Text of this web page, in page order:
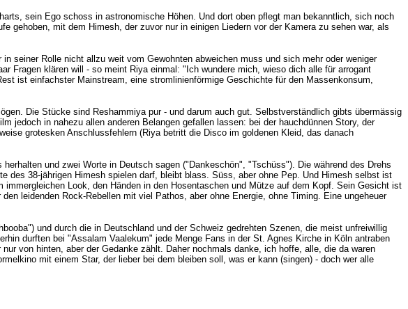
sein Ego schoss in astronomische Höhen. Und dort oben pflegt man bekanntlich, sich noch
gehoben, mit dem Himesh, der zuvor nur in einigen Liedern vor der Kamera zu sehen war, als
seiner Rolle nicht allzu weit vom Gewohnten abweichen muss und sich mehr oder weniger
Fragen klären will - so meint Riya einmal: "Ich wundere mich, wieso dich alle für arrogant
ist einfachster Mainstream, eine stromlinienförmige Geschichte für den Massenkonsum,
Die Stücke sind Reshammiya pur - und darum auch gut. Selbstverständlich gibts übermässig
jedoch in nahezu allen anderen Belangen gefallen lassen: bei der hauchdünnen Story, der
grotesken Anschlussfehlern (Riya betritt die Disco im goldenen Kleid, das danach
und zwei Worte in Deutsch sagen ("Dankeschön", "Tschüss"). Die während des Drehs
des 38-jährigen Himesh spielen darf, bleibt blass. Süss, aber ohne Pep. Und Himesh selbst ist
immergleichen Look, den Händen in den Hosentaschen und Mütze auf dem Kopf. Sein Gesicht ist
leidenden Rock-Rebellen mit viel Pathos, aber ohne Energie, ohne Timing. Eine ungeheuer
und durch die in Deutschland und der Schweiz gedrehten Szenen, die meist unfreiwillig
durften bei "Assalam Vaalekum" jede Menge Fans in der St. Agnes Kirche in Köln antraben
von hinten, aber der Gedanke zählt. Daher nochmals danke, ich hoffe, alle, die da waren
mit einem Star, der lieber bei dem bleiben soll, was er kann (singen) - doch wer alle